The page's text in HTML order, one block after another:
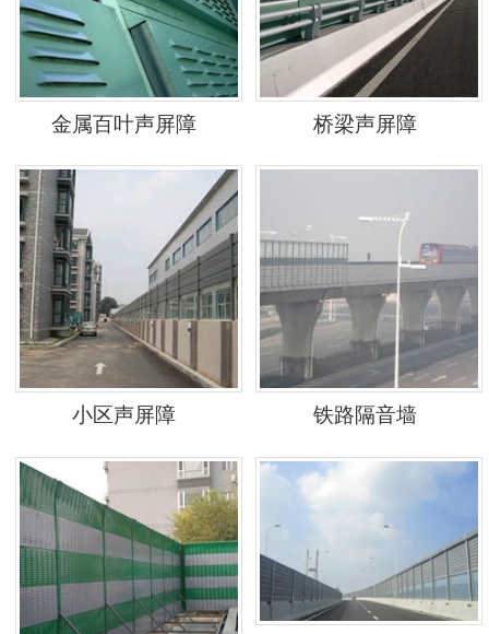
金属百叶声屏障 桥梁声屏障
小区声屏障 铁路隔音墙